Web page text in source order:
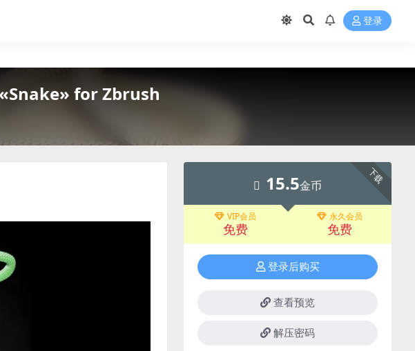
登录
for Zbrush
下载
15.5金币
VIP会员
免费
永久会员
免费
登录后购买
查看预览
解压密码